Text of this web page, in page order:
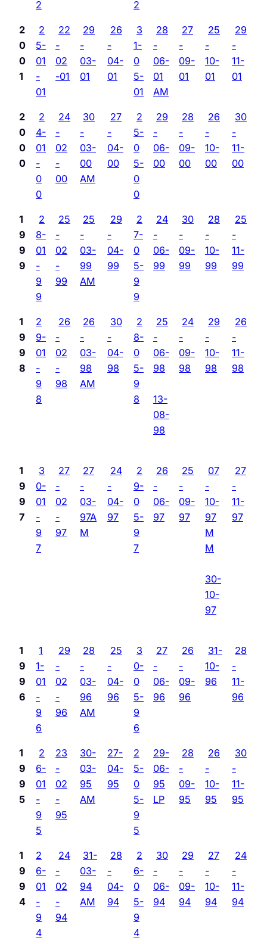
2
2
2
0
0
1
2
5-
01
-
01
22
-
02
-01
29
-
03-
01
26
-
04-
01
3
1-
0
5-
01
28
-
06-
01
AM
27
-
09-
01
25
-
10-
01
29
-
11-
01
2
0
0
0
2
4-
01
-
0
0
24
-
02
-
00
30
-
03-
00
AM
27
-
04-
00
2
5-
0
5-
0
0
29
-
06-
00
28
-
09-
00
26
-
10-
00
30
-
11-
00
1
9
9
9
2
8-
01
-
9
9
25
-
02
-
99
25
-
03-
99
AM
29
-
04-
99
2
7-
0
5-
9
9
24
-
06-
99
30
-
09-
99
28
-
10-
99
25
-
11-
99
1
9
9
8
2
9-
01
-
9
8
26
-
02
-
98
26
-
03-
98
AM
30
-
04-
98
2
8-
0
5-
9
8
25
-
06-
98
13-
08-
98
24
-
09-
98
29
-
10-
98
26
-
11-
98
1
9
9
7
3
0-
01
-
9
7
27
-
02
-
97
27
-
03-
97A
M
24
-
04-
97
2
9-
0
5-
9
7
26
-
06-
97
25
-
09-
97
07
-
10-
97
M
M
30-
10-
97
27
-
11-
97
1
9
9
6
1
1-
01
-
9
6
29
-
02
-
96
28
-
03-
96
AM
25
-
04-
96
3
0-
0
5-
9
6
27
-
06-
96
26
-
09-
96
31-
10-
96
28
-
11-
96
1
9
9
5
2
6-
01
-
9
5
23
-
02
-
95
30-
03-
95
AM
27-
04-
95
2
5-
0
5-
9
5
29-
06-
95
LP
28
-
09-
95
26
-
10-
95
30
-
11-
95
1
9
9
4
2
6-
01
-
9
4
24
-
02
-
94
31-
03-
94
AM
28
-
04-
94
2
6-
0
5-
9
4
30
-
06-
94
29
-
09-
94
27
-
10-
94
24
-
11-
94